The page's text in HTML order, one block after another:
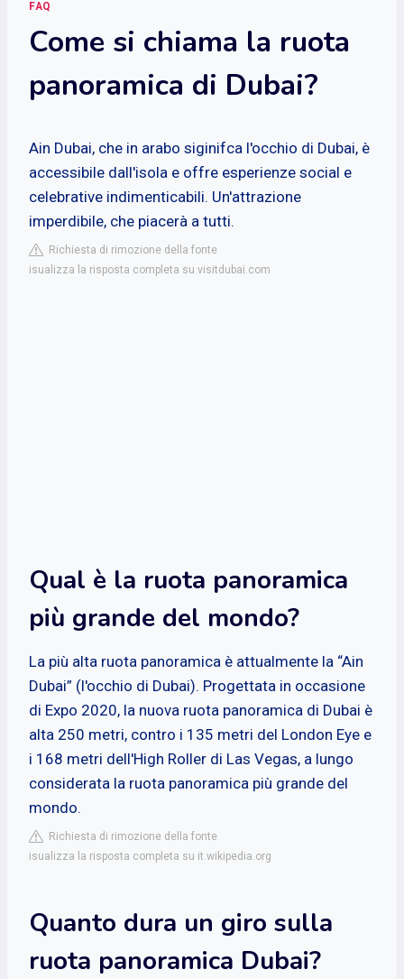
FAQ
Come si chiama la ruota
panoramica di Dubai?
Ain Dubai, che in arabo siginifca l'occhio di Dubai, è
accessibile dall'isola e offre esperienze social e
celebrative indimenticabili. Un'attrazione
imperdibile, che piacerà a tutti.
Richiesta di rimozione della fonte
isualizza la risposta completa su visitdubai.com
Qual è la ruota panoramica
più grande del mondo?
La più alta ruota panoramica è attualmente la “Ain
Dubai” (l'occhio di Dubai). Progettata in occasione
di Expo 2020, la nuova ruota panoramica di Dubai è
alta 250 metri, contro i 135 metri del London Eye e
i 168 metri dell'High Roller di Las Vegas, a lungo
considerata la ruota panoramica più grande del
mondo.
Richiesta di rimozione della fonte
isualizza la risposta completa su it.wikipedia.org
Quanto dura un giro sulla
ruota panoramica Dubai?